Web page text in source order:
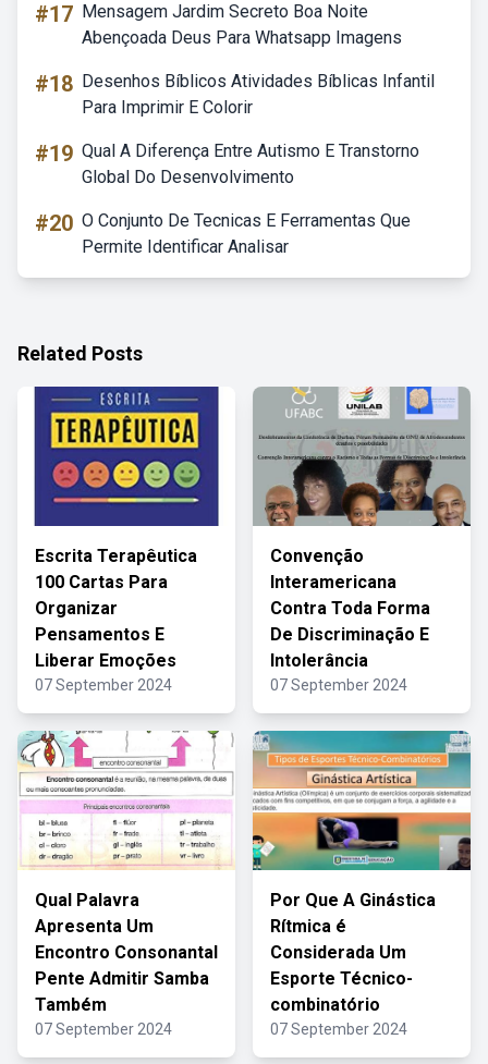
#17 Mensagem Jardim Secreto Boa Noite
Abençoada Deus Para Whatsapp Imagens
#18 Desenhos Bíblicos Atividades Bíblicas Infantil
Para Imprimir E Colorir
#19 Qual A Diferença Entre Autismo E Transtorno
Global Do Desenvolvimento
#20 O Conjunto De Tecnicas E Ferramentas Que
Permite Identificar Analisar
Related Posts
Escrita Terapêutica
100 Cartas Para
Organizar
Pensamentos E
Liberar Emoções
07 September 2024
Convenção
Interamericana
Contra Toda Forma
De Discriminação E
Intolerância
07 September 2024
Qual Palavra
Apresenta Um
Encontro Consonantal
Pente Admitir Samba
Também
07 September 2024
Por Que A Ginástica
Rítmica é
Considerada Um
Esporte Técnico-
combinatório
07 September 2024